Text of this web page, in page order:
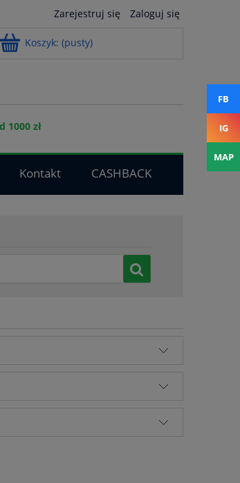
Zarejestruj się Zaloguj się
Koszyk: (pusty)
1000 zł
Kontakt
CASHBACK
FB
IG
MAP